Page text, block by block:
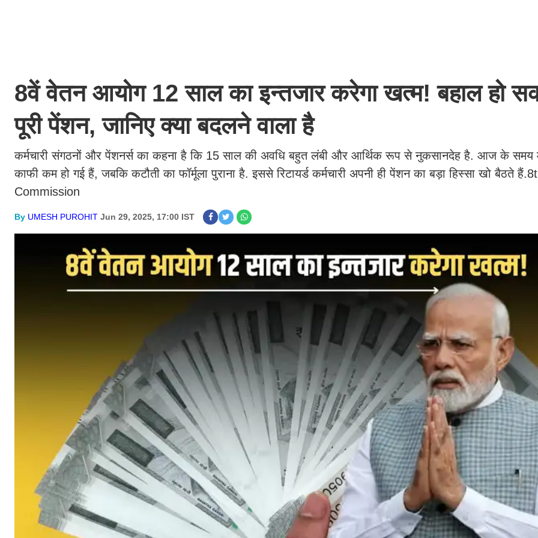
8वें वेतन आयोग 12 साल का इन्तजार करेगा खत्म! बहाल हो
पूरी पेंशन, जानिए क्या बदलने वाला है
कर्मचारी संगठनों और पेंशनर्स का कहना है कि 15 साल की अवधि बहुत लंबी और आर्थिक रूप से नुकसानदेह है. आज के समय
काफी कम हो गई हैं, जबकि कटौती का फॉर्मूला पुराना है. इससे रिटायर्ड कर्मचारी अपनी ही पेंशन का बड़ा हिस्सा खो बैठते
Commission
By UMESH PUROHIT Jun 29, 2025, 17:00 IST